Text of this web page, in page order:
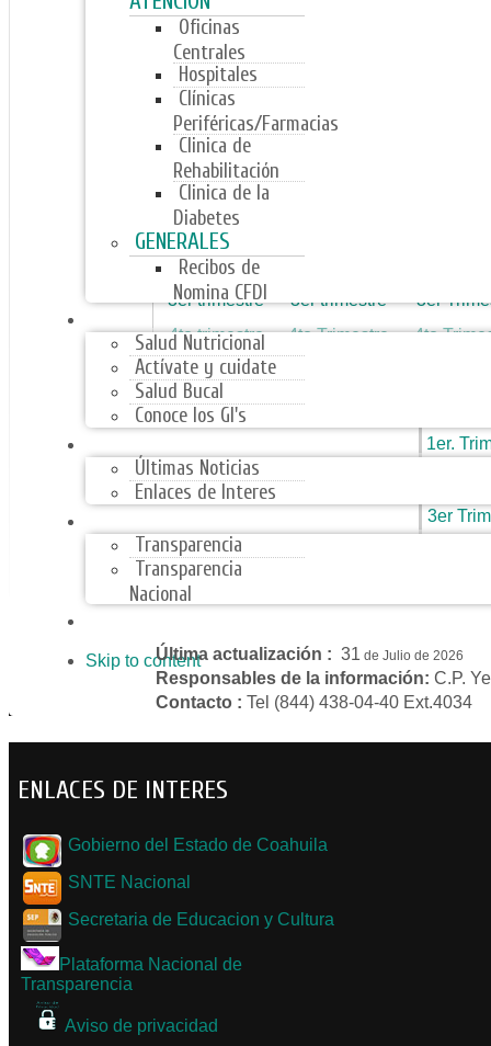
Oficinas
Centrales
Hospitales
Clínicas
Periféricas/Farmacias
Clinica de
Rehabilitación
Clinica de la
Diabetes
GENERALES
Recibos de
Nomina CFDI
Salud Nutricional
Actívate y cuidate
Salud Bucal
Conoce los GI's
Últimas Noticias
Enlaces de Interes
Transparencia
Transparencia
Nacional
Skip to content
2do trimestre
3er trimestre
3er trimestre
4to trimestre
2019
1er trimestre
2do trimestre
3er trimestre
3er trimestre
3er
4to trimestre
4to Trimestre 4to
1er.
3er
Última actualización : 31 de Julio de 2026
Responsables de la información: C.P.
Contacto : Tel (844) 438-04-40 Ext.4034
ENLACES DE INTERES
Gobierno del Estado de Coahuila
SNTE Nacional
Secretaria de Educacion y Cultura
Plataforma Nacional de
Transparencia
Aviso de privacidad